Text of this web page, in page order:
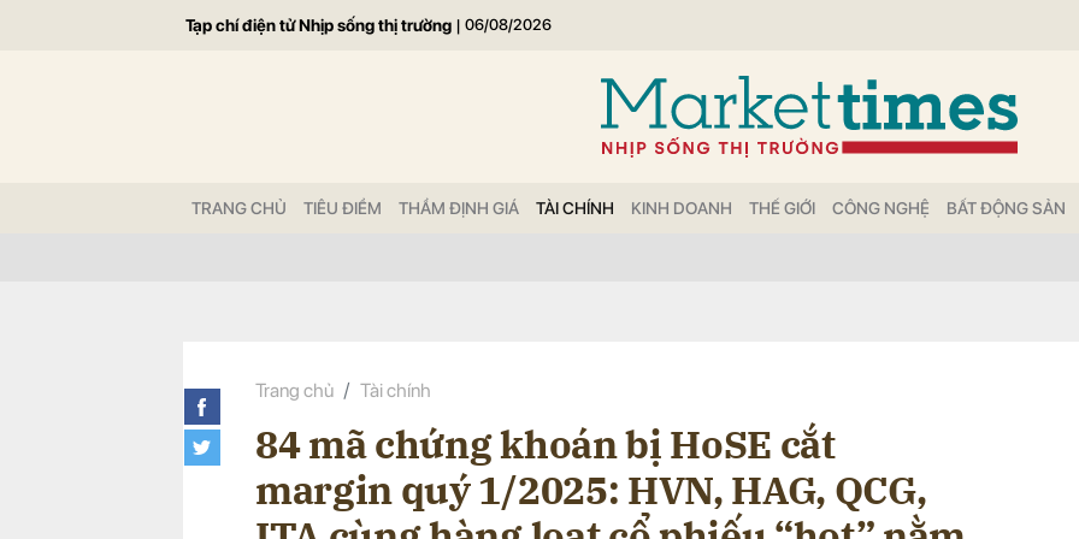
Tạp chí điện tử Nhịp sống thị trường | 06/08/2026
TRANG CHỦ TIÊU ĐIỂM THẨM ĐỊNH GIÁ TÀI CHÍNH KINH DOANH THẾ GIỚI CÔNG NGHỆ BẤT ĐỘNG SẢN
Trang chủ Tài chính
84 mã chứng khoán bị HoSE cắt
margin quý 1/2025: HVN, HAG, QCG,
Gửi bình luận